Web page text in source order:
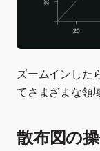
ズームインした
てさまざまな領
散布図の